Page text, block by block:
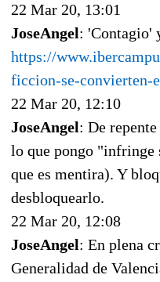
22 Mar 20, 13:01
JoseAngel: 'Contagio'
https://
ficcion-se-convierten-
22 Mar 20, 12:10
JoseAngel: De
lo que pongo "infringe
que es mentira). Y
desbloquearlo.
22 Mar 20, 12:08
JoseAngel: En plena
Generalidad de